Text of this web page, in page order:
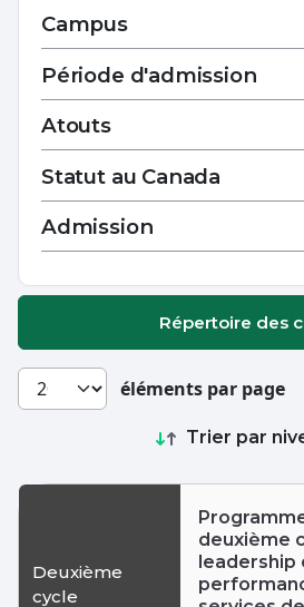
Campus
Période d'admission
Atouts
Statut au Canada
Admission
Répertoire des
éléments par page
Trier par
Deuxième
cycle
deuxième
leadership